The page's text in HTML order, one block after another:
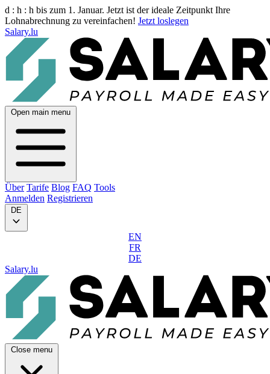
d : h : h bis zum 1. Januar. Jetzt ist der ideale Zeitpunkt Ihre
Lohnabrechnung zu vereinfachen! Jetzt loslegen
Salary.lu
Open main menu
Über Tarife Blog FAQ Tools
Anmelden Registrieren
DE
EN
FR
DE
Salary.lu
Close menu